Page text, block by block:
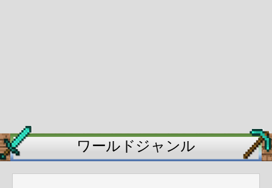
ワールドジャンル